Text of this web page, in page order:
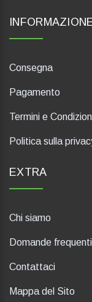
Consegna
Pagamento
Termini e
Politica sulla
EXTRA
Chi siamo
Domande
Contattaci
Mappa del Sito